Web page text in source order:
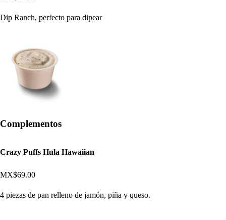
Dip Ranch, perfecto para dipear
Complementos
Crazy Puffs Hula Hawaiian
MX$69.00
4 piezas de pan relleno de jamón, piña y queso.